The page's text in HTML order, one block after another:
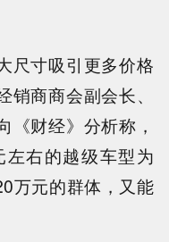
尺寸吸引更多价格
商商会副会长、
《财经》分析称，
右的越级车型为
万元的群体，又能